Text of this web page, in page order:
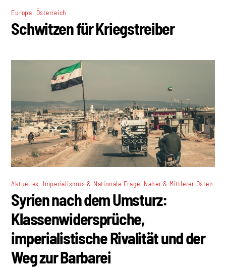
Europa Österreich
Schwitzen für Kriegstreiber
Aktuelles Imperialismus & Nationale Frage Naher & Mittlerer Osten
Syrien nach dem Umsturz:
Klassenwidersprüche,
imperialistische Rivalität und der
Weg zur Barbarei